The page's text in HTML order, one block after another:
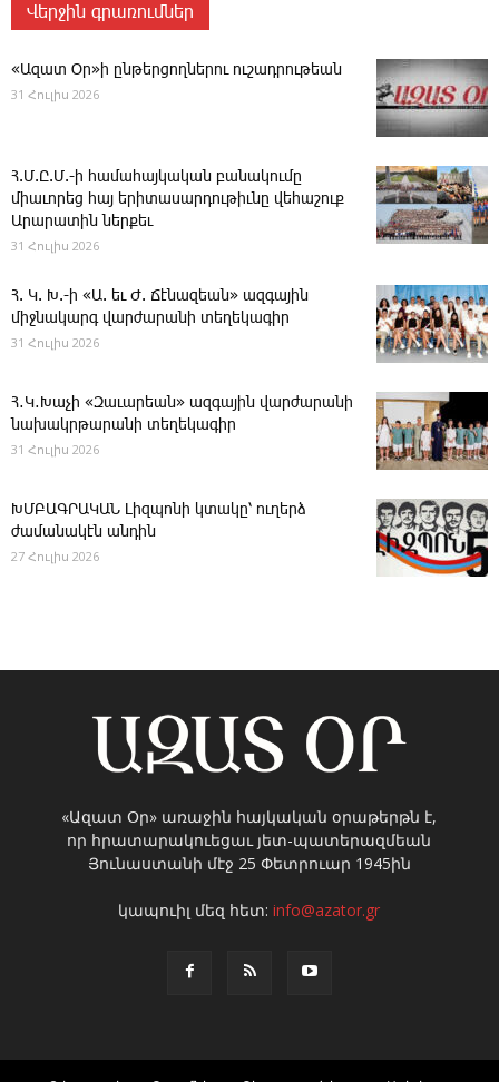
Վերջին գրառումներ
«Ազատ Օր»ի ընթերցողներու ուշադրութեան
31 Հուլիս 2026
Հ.Մ.Ը.Մ.-ի համահայկական բանակումը
միաւորեց հայ երիտասարդութիւնը վեհաշուք
Արարատին ներքեւ
31 Հուլիս 2026
Հ. Կ. Խ.-ի «Ա. եւ Ժ. ­Ճէնազեան» ազգային
միջնակարգ վարժարանի տեղեկագիր
31 Հուլիս 2026
Հ․Կ․Խաչի «Զաւարեան» ազգային վարժարանի
նախակրթարանի տեղեկագիր
31 Հուլիս 2026
ԽՄԲԱԳՐԱԿԱՆ ­Լիզպոնի կտակը՝ ուղերձ
ժամանակէն անդին
27 Հուլիս 2026
«Ազատ Օր» առաջին հայկական օրաթերթն է,
որ հրատարակուեցաւ յետ-պատերազմեան
Յունաստանի մէջ 25 Փետրուար 1945ին
կապուիլ մեզ հետ:info@azator.gr